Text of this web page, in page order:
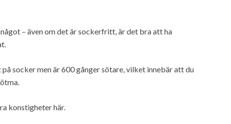
– även om det är sockerfritt, är det bra att ha
socker men är 600 gånger sötare, vilket innebär att du
konstigheter här.